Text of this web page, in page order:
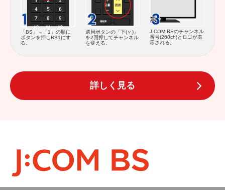
「BS」→「1」の順に
ボタンを押しBS1にす
る。
選局ボタンの「下(
)」
を2回押してチャンネル
を変える。
J:COM BSのチャンネル
番号(260ch)とロゴが表
示される。
詳しく見る